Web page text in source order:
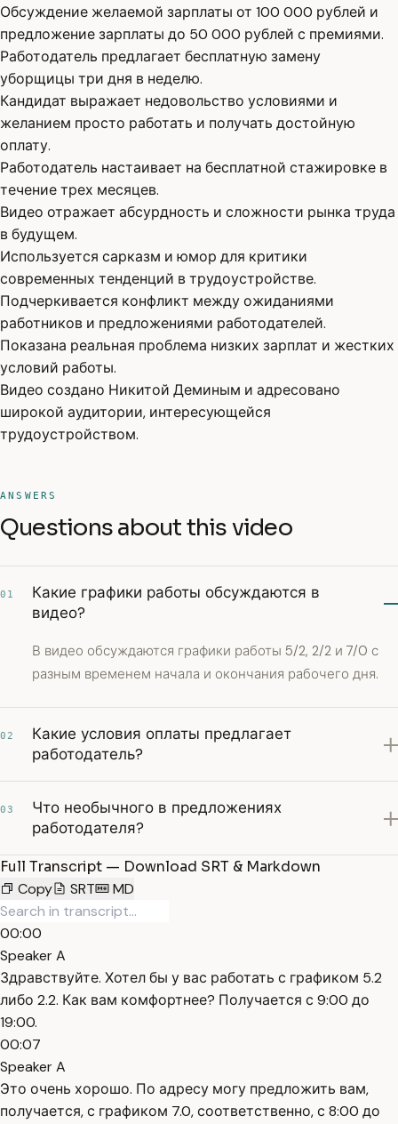
Обсуждение желаемой зарплаты от 100 000 рублей и
предложение зарплаты до 50 000 рублей с премиями.
Работодатель предлагает бесплатную замену
уборщицы три дня в неделю.
Кандидат выражает недовольство условиями и
желанием просто работать и получать достойную
оплату.
Работодатель настаивает на бесплатной стажировке в
течение трех месяцев.
Видео отражает абсурдность и сложности рынка труда
в будущем.
Используется сарказм и юмор для критики
современных тенденций в трудоустройстве.
Подчеркивается конфликт между ожиданиями
работников и предложениями работодателей.
Показана реальная проблема низких зарплат и жестких
условий работы.
Видео создано Никитой Деминым и адресовано
широкой аудитории, интересующейся
трудоустройством.
ANSWERS
Questions about this video
01
Какие графики работы обсуждаются в
видео?
В видео обсуждаются графики работы 5/2, 2/2 и 7/0 с
разным временем начала и окончания рабочего дня.
02
Какие условия оплаты предлагает
работодатель?
03
Что необычного в предложениях
работодателя?
Full Transcript — Download SRT & Markdown
Copy
SRT MD
00:00
Speaker A
Здравствуйте. Хотел бы у вас работать с графиком 5.2
либо 2.2. Как вам комфортнее? Получается с 9:00 до
19:00.
00:07
Speaker A
Это очень хорошо. По адресу могу предложить вам,
получается, с графиком 7.0, соответственно, с 8:00 до